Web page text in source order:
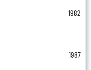
1982
1987